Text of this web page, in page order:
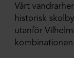
Vårt
historisk
utanför